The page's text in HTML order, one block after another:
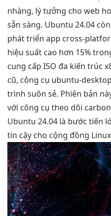
nhàng, lý tưởng cho web
sẵn sàng. Ubuntu 24.04
phát triển app cross-
hiệu suất cao hơn 15%
cung cấp ISO đa kiến trúc
cũ, công cụ ubuntu-
trình suôn sẻ. Phiên bản
với công cụ theo dõi
Ubuntu 24.04 là bước tiến
tin cậy cho cộng đồng